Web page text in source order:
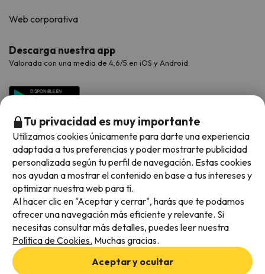
Web corporativa
Descarga nuestra app
Valorada con una media de 4,6/5 en iOS y Android.
Métodos de pago disponibles
Condiciones generales
Tu privacidad es muy importante
Utilizamos cookies únicamente para darte una experiencia
adaptada a tus preferencias y poder mostrarte publicidad
personalizada según tu perfil de navegación. Estas cookies
nos ayudan a mostrar el contenido en base a tus intereses y
optimizar nuestra web para ti.
Al hacer clic en "Aceptar y cerrar", harás que te podamos
ofrecer una navegación más eficiente y relevante. Si
necesitas consultar más detalles, puedes leer nuestra
Política de Cookies. Muchas gracias.
Aceptar y ocultar